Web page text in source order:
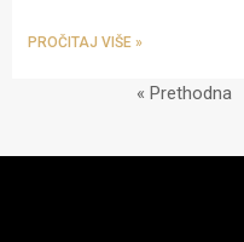
PROČITAJ VIŠE »
« Prethodna